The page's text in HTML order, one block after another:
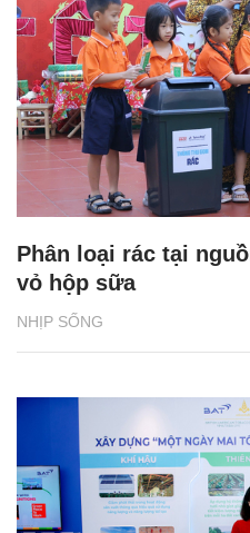
NHỊP SỐNG
Phân loại rác tại
vỏ hộp sữa